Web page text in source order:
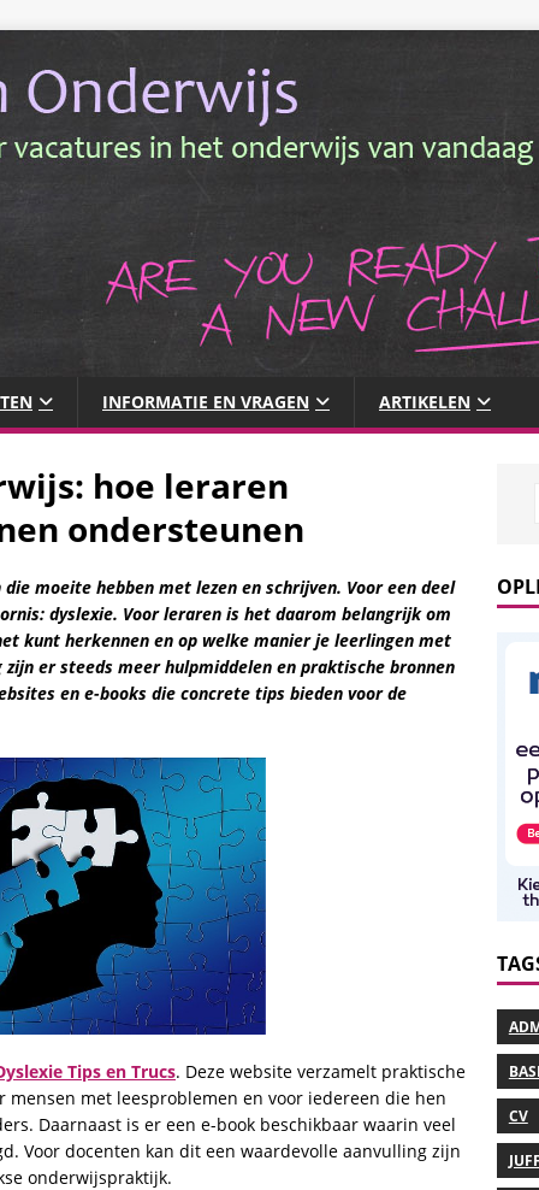
INFORMATIE EN VRAGEN ARTIKELEN
hoe leraren
ondersteunen
moeite hebben met lezen en schrijven. Voor een deel
dyslexie. Voor leraren is het daarom belangrijk om
kunt herkennen en op welke manier je leerlingen met
er steeds meer hulpmiddelen en praktische bronnen
en e-books die concrete tips bieden voor de
Tips en Trucs. Deze website verzamelt praktische
met leesproblemen en voor iedereen die hen
Daarnaast is er een e-book beschikbaar waarin veel
Voor docenten kan dit een waardevolle aanvulling zijn
onderwijspraktijk.
CV